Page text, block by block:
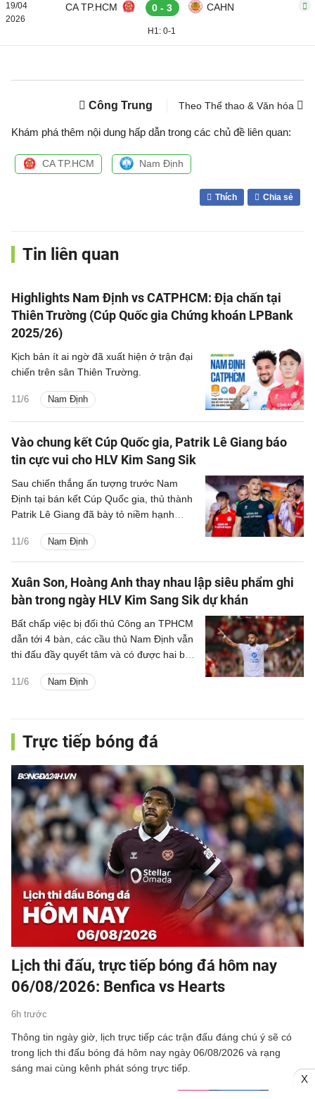
19/04
2026
CA TP.HCM 0 - 3 CAHN
H1: 0-1
Công Trung Theo Thể thao & Văn hóa
Khám phá thêm nội dung hấp dẫn trong các chủ đề liên quan:
CA TP.HCM Nam Định
Thích Chia sẻ
Tin liên quan
Highlights Nam Định vs CATPHCM: Địa chấn tại
Thiên Trường (Cúp Quốc gia Chứng khoán LPBank
2025/26)
11/6 Nam Định
Kịch bản ít ai ngờ đã xuất hiện ở trận đại
chiến trên sân Thiên Trường.
Vào chung kết Cúp Quốc gia, Patrik Lê Giang báo
tin cực vui cho HLV Kim Sang Sik
11/6 Nam Định
Sau chiến thắng ấn tượng trước Nam
Định tại bán kết Cúp Quốc gia, thủ thành
Patrik Lê Giang đã bày tỏ niềm hạnh
nhập tịch mới hoàn tất.
Xuân Son, Hoàng Anh thay nhau lập siêu phẩm ghi
bàn trong ngày HLV Kim Sang Sik dự khán
11/6 Nam Định
Bất chấp việc bị đối thủ Công an TPHCM
dẫn tới 4 bàn, các cầu thủ Nam Định vẫn
thi đấu đầy quyết tâm và có được hai bàn
Xuân Son và Lý Công Hoàng Anh.
Trực tiếp bóng đá
Lịch thi đấu, trực tiếp bóng đá hôm nay
06/08/2026: Benfica vs Hearts
6h trước
Thông tin ngày giờ, lịch trực tiếp các trận đấu đáng chú ý sẽ có
trong lịch thi đấu bóng đá hôm nay ngày 06/08/2026 và rạng
sáng mai cùng kênh phát sóng trực tiếp.
X